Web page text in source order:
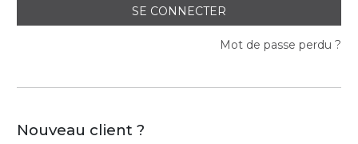
SE CONNECTER
Mot de passe perdu ?
Nouveau client ?